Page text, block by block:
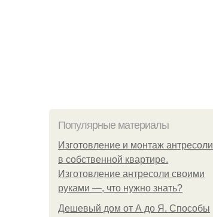
Популярные материалы
Изготовление и монтаж антресоли
в собственной квартире.
Изготовление антресоли своими
руками —, что нужно знать?
Дешевый дом от А до Я. Способы